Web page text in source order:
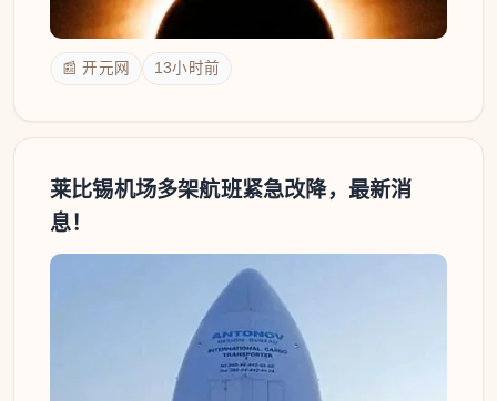
📰 开元网 13小时前
莱比锡机场多架航班紧急改降，最新消
息！